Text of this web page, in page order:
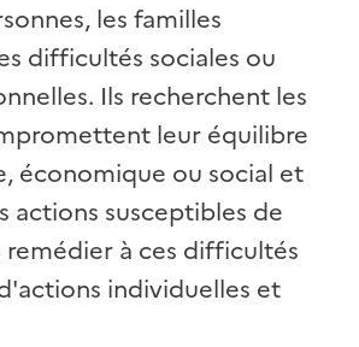
les familles
difficultés sociales ou
Ils recherchent les
leur équilibre
économique ou social et
actions susceptibles de
à ces difficultés
individuelles et